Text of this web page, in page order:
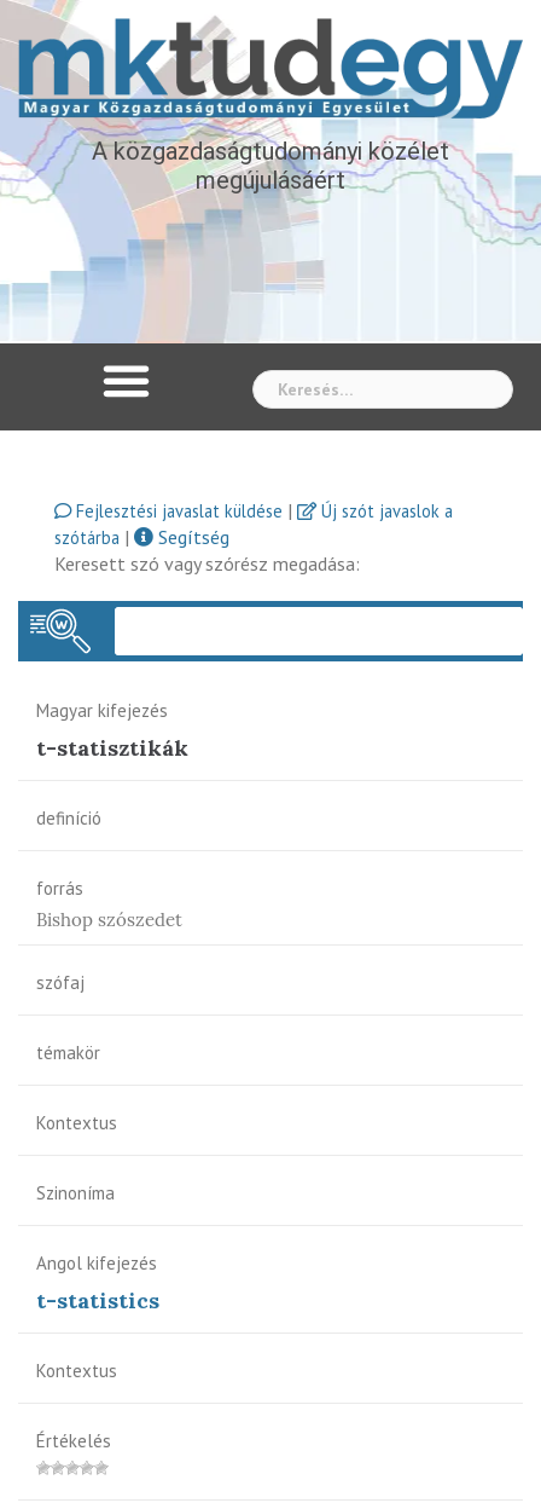
A közgazdaságtudományi közélet
megújulásáért
Fejlesztési javaslat küldése |
Új szót javaslok a
szótárba |
Segítség
Keresett szó vagy szórész megadása:
Magyar kifejezés
t-statisztikák
definíció
forrás
Bishop szószedet
szófaj
témakör
Kontextus
Szinoníma
Angol kifejezés
t-statistics
Kontextus
Értékelés